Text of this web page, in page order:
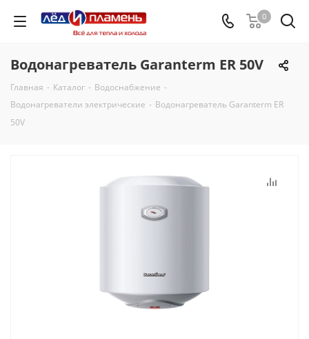
0
Водонагреватель Garanterm ЕR 50V
Главная - Каталог - Водоснабжение -
Водонагреватели электрические - Водонагреватель Garanterm ЕR
50V